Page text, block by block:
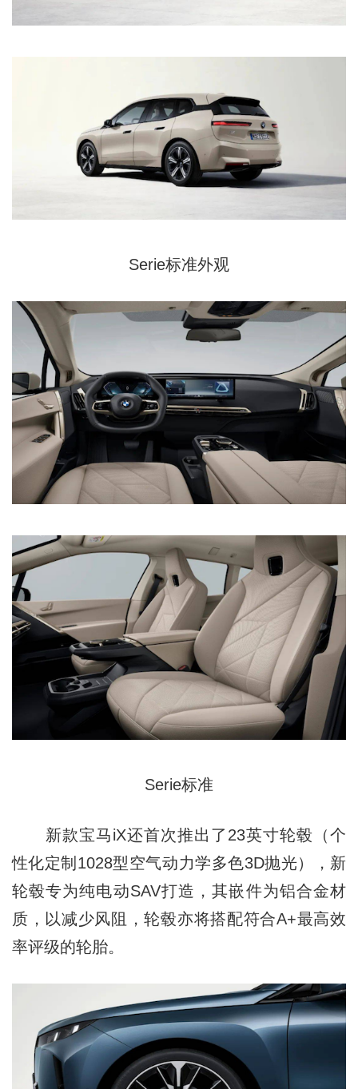
Serie标准外观
Serie标准
新款宝马iX还首次推出了23英寸轮毂（个
性化定制1028型空气动力学多色3D抛光），新
轮毂专为纯电动SAV打造，其嵌件为铝合金材
质，以减少风阻，轮毂亦将搭配符合A+最高效
率评级的轮胎。